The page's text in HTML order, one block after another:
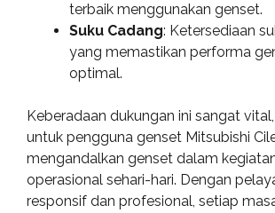
terbaik menggunakan genset.
Suku Cadang: Ketersediaan
yang memastikan performa
optimal.
Keberadaan dukungan ini sangat
untuk pengguna genset Mitsubishi
mengandalkan genset dalam
operasional sehari-hari. Dengan
responsif dan profesional, setiap